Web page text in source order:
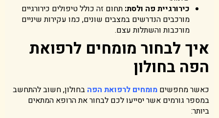
כירורגיית פה ולסת: תחום זה כולל טיפולים כירורגיים
מורכבים הנדרשים במצבים שונים, כמו עקירות שיניים
מורכבות והשתלות עצם.
איך לבחור מומחים לרפואת
הפה בחולון
כאשר מחפשים מומחים לרפואת הפה בחולון, חשוב להתחשב
במספר גורמים אשר יסייעו לכם לבחור את הרופא המתאים
ביותר: